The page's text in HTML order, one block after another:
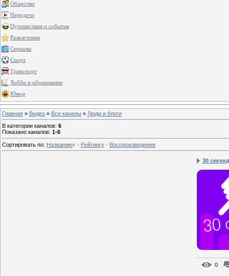
Общество
Передачи
Путешествия и события
Развлечения
Сериалы
Спорт
Транспорт
Хобби и образование
Юмор
Главная » Видео » Все каналы » Люди и блоги
В категории каналов: 6
Показано каналов: 1-6
Сортировать по: Названию↑ · Рейтингу · Воспроизведения
30
0